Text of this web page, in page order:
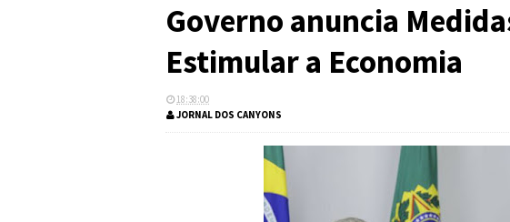
Governo anuncia
Estimular a Economia
18:38:00
JORNAL DOS CANYONS